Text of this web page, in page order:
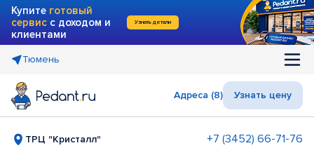
Купите готовый
сервис с доходом и
клиентами
Узнать детали
Тюмень
Адреса (8) Узнать цену
ТРЦ "Кристалл" +7 (3452) 66-71-76